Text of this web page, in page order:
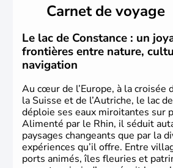
compte aujourd'hui plus de 8
L'Autriche a donné naissance à
Mozart, Schubert, le
Schneider, Arnold
Gustav Mahler font partie des
marquants de ces dernières
Carnet de voyage
Le lac de Constance : un
frontières entre nature,
navigation
Au cœur de l’Europe, à la croisée
la Suisse et de l’Autriche, le lac
déploie ses eaux miroitantes sur
Alimenté par le Rhin, il séduit
paysages changeants que par la
expériences qu’il offre. Entre
ports animés, îles fleuries et